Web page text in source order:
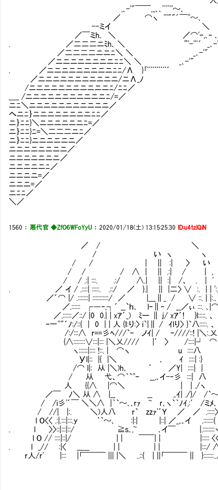
,､-'"￣￣,,,､､¨¨''～､
／ ⌒ヽ '''""´￣''～､
--ミイ ＼ やり捨てとか責任取
／￣ミh｡ ＼ ／⌒'ｰ,
. ／二二二ニﾐh､ ＼ ”'-''ﾞ´ _､-' 有限
／二二二二ニニﾆ＼ ＼ _､-'"
／ニニニニニニニニﾆﾆ＼ ＼ _､-'"
. ／ニニニニニニニニニﾆﾆ/Λ }｢¨¨¨¨¨´
／ニニニニニニニニニニニ/ニΛ_ﾉ
/ニニニニニニニニニニニﾆ/ﾆﾆ／
＿_ /ニニニニニニニニニニニﾆ/=／
ニﾆ＼ニニニニニニニニニニニ／
へニﾆ｝ニニニニニニニニﾆﾆ／
ニ｝ﾆﾆ}＼ニニニニニニﾆ=／
ニ｝ﾆﾆ}ﾆ=＼二二二ニﾆ／
ニ｝ﾆﾆ}ニニニニニニ／
ニニニニニニニニ／
ニニニニニニニ／
ニニニニニﾆ／
ニニニニ=／
ニニニ=／
ニﾆﾆ／
＼／
1560 ：悪代官 ◆ZfO6WFoYyU ：2020/01/18(土) 13:15:25.30 ID:u4tzlQiN
／ / ＼
/ い ヽ ヽ
/ / | || :| 〉 い
/ / / ∧ | || .:| / | ,
/ / .:| :::. .:/ ∧.| || :| /、 . | '
. ／ イ / .::::| :::::. .::/ ／ }.| || |二〉 ∨ :. | |
／´⌒ |/ .:::::::| :::::::::::/ ／ |___∥_ / ∨ ::. | |:..
／.:::::: ┌―‐,┐´ __`ｈ､ lｰ∥‐ / __／ぃ :::. ､|⌒
／.::::::／::/ |0 0.| | xｱ´_)㍉ﾐー ∥ j/ xｱ´!㍉ }l:::::. 、
ｰ一''"´ﾉ:/::{ | 0 | | 人 {ｌ:り:〉 i`|∥ / ｲlり〉 }`八:::::. 、
/:/:::∧ r==彡ﾍ///`ｰ ノｲ| / ｰ////::! |＼:.乂
{∧::::::::∨:::|::: |＼乂//// |′ 〉 /::::|┘ ⌒ 人に
ヽ::::::|:::: !::. | ⌒ヽ u ::::八
Уl|:: |{ |＼ ､ ｲ ::::| :}
/⌒ l|: 从 |＼)h､ ´ ／Y| ::::| |
/ 从 弋、⌒｀`''ｰ __,､イ-‐彡 :::| 八
人 {{∧ |⌒＼ | | ./ヽ
／￣ ﾉ＼ 从 ∧ |__ __ ,.ｲ| ./}/ /`～
/ /i彡'´￣ ＼＼∧ |｀`～､､rｧ㌢~㍉r､ヽ`｀ﾉｲ,:′ /ミﾒ､
/ //| |:. ＼)人八 r`㍉zzｧ'´Ｙ ／ ／ .:::::〉
l O〈〈 .:|.:::|:::.y ｀`～､ :|:| |::| ／_,.､イ
. l 〉〉::|:::|::/ ≧s｡,~ ､イ￣ |.::::::::ヾ
l O // ::::|::|/ | | ￣￣| | |::::: 〈〈
. l _// :|〈 __＿ | | | | |:::/
r人/r' |::: |｢￣￣￣ ||| |＼ ..::{ | ||｢￣￣￣ ||